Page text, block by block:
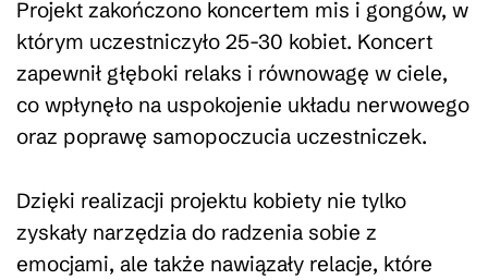
Projekt zakończono koncertem mis i gongów, w
którym uczestniczyło 25-30 kobiet. Koncert
zapewnił głęboki relaks i równowagę w ciele,
co wpłynęło na uspokojenie układu nerwowego
oraz poprawę samopoczucia uczestniczek.
Dzięki realizacji projektu kobiety nie tylko
zyskały narzędzia do radzenia sobie z
emocjami, ale także nawiązały relacje, które